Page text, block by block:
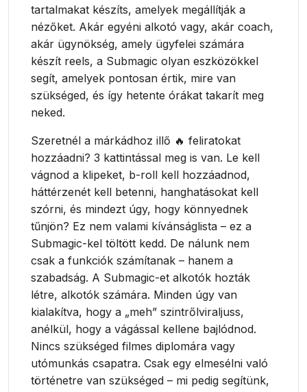
tartalmakat készíts, amelyek megállítják a
nézőket. Akár egyéni alkotó vagy, akár coach,
akár ügynökség, amely ügyfelei számára
készít reels, a Submagic olyan eszközökkel
segít, amelyek pontosan értik, mire van
szükséged, és így hetente órákat takarít meg
neked.
Szeretnél a márkádhoz illő 🔥 feliratokat
hozzáadni? 3 kattintással meg is van. Le kell
vágnod a klipeket, b-roll kell hozzáadnod,
háttérzenét kell betenni, hanghatásokat kell
szórni, és mindezt úgy, hogy könnyednek
tűnjön? Ez nem valami kívánságlista – ez a
Submagic-kel töltött kedd. De nálunk nem
csak a funkciók számítanak – hanem a
szabadság. A Submagic-et alkotók hozták
létre, alkotók számára. Minden úgy van
kialakítva, hogy a „meh” szintrőlviraljuss,
anélkül, hogy a vágással kellene bajlódnod.
Nincs szükséged filmes diplomára vagy
utómunkás csapatra. Csak egy elmesélni való
történetre van szükséged – mi pedig segítünk,